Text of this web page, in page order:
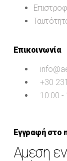
Επικοινωνία
+30
10:00 -
Εγγραφή στο
Αμεση